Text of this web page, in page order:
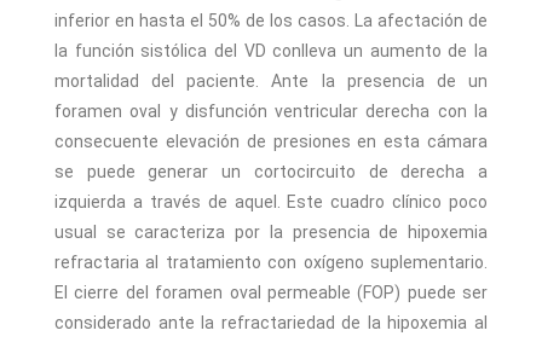
inferior en hasta el 50% de los casos. La afectación de
la función sistólica del VD conlleva un aumento de la
mortalidad del paciente. Ante la presencia de un
foramen oval y disfunción ventricular derecha con la
consecuente elevación de presiones en esta cámara
se puede generar un cortocircuito de derecha a
izquierda a través de aquel. Este cuadro clínico poco
usual se caracteriza por la presencia de hipoxemia
refractaria al tratamiento con oxígeno suplementario.
El cierre del foramen oval permeable (FOP) puede ser
considerado ante la refractariedad de la hipoxemia al